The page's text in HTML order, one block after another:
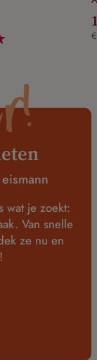
wat je zoekt:
Van snelle
ze nu en